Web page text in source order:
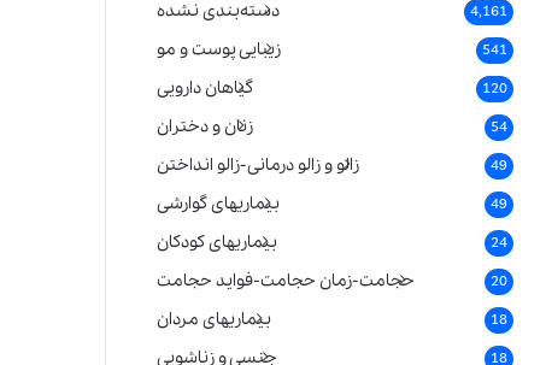
دسته‌بندی نشده 4,161
زیبایی پوست و مو 541
گیاهان دارویی 120
زنان و دختران 54
زالو و زالو درمانی-زالو انداختن 49
بیماریهای گوارشی 49
بیماریهای کودکان 24
حجامت-زمان حجامت-فواید حجامت 20
بیماریهای مردان 18
جنسی و زناشویی 18